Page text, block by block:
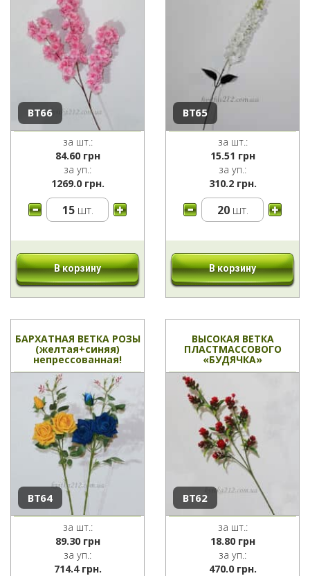
ВТ66
за шт.:
84.60 грн
за уп.:
1269.0 грн.
15шт.
В корзину
ВТ65
за шт.:
15.51 грн
за уп.:
310.2 грн.
20шт.
В корзину
БАРХАТНАЯ ВЕТКА РОЗЫ
(желтая+синяя)
непрессованная!
ВТ64
за шт.:
89.30 грн
за уп.:
714.4 грн.
ВЫСОКАЯ ВЕТКА
ПЛАСТМАССОВОГО
«БУДЯЧКА»
ВТ62
за шт.:
18.80 грн
за уп.:
470.0 грн.